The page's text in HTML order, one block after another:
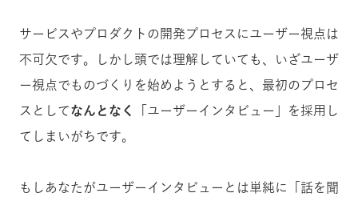
サービスやプロダクトの開発プロセスにユーザー視点は
不可欠です。しかし頭では理解していても、いざユーザ
ー視点でものづくりを始めようとすると、最初のプロセ
スとしてなんとなく
「ユーザーインタビュー」を採用し
てしまいがちです。
もしあなたがユーザーインタビューとは単純に「話を聞